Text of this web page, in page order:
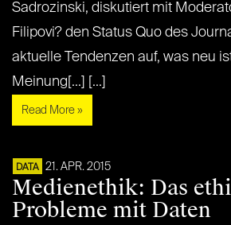
Sadrozinski, diskutiert mit
Filipovi? den Status Quo des
aktuelle Tendenzen auf, was neu
Meinung[...] [...]
Read More »
DATA 21. APR. 2015
Medienethik: Das
Probleme mit Daten